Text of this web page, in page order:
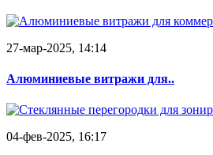
27-мар-2025, 14:14
Алюминиевые витражи для..
04-фев-2025, 16:17